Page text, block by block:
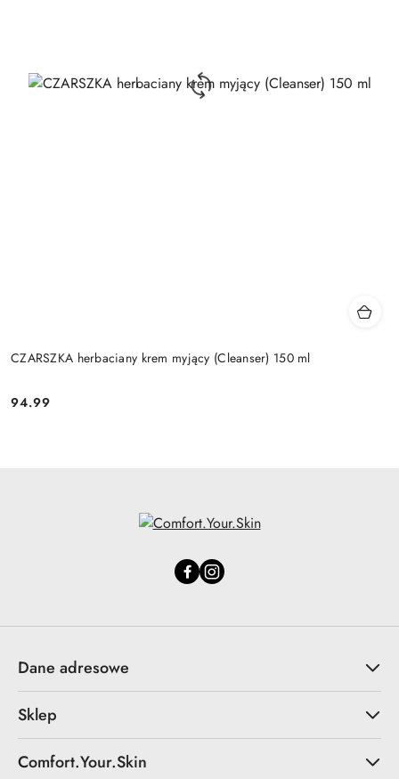
CZARSZKA herbaciany krem myjący (Cleanser) 150 ml
Cena:
94.99
Dane adresowe
Sklep
Comfort.Your.Skin